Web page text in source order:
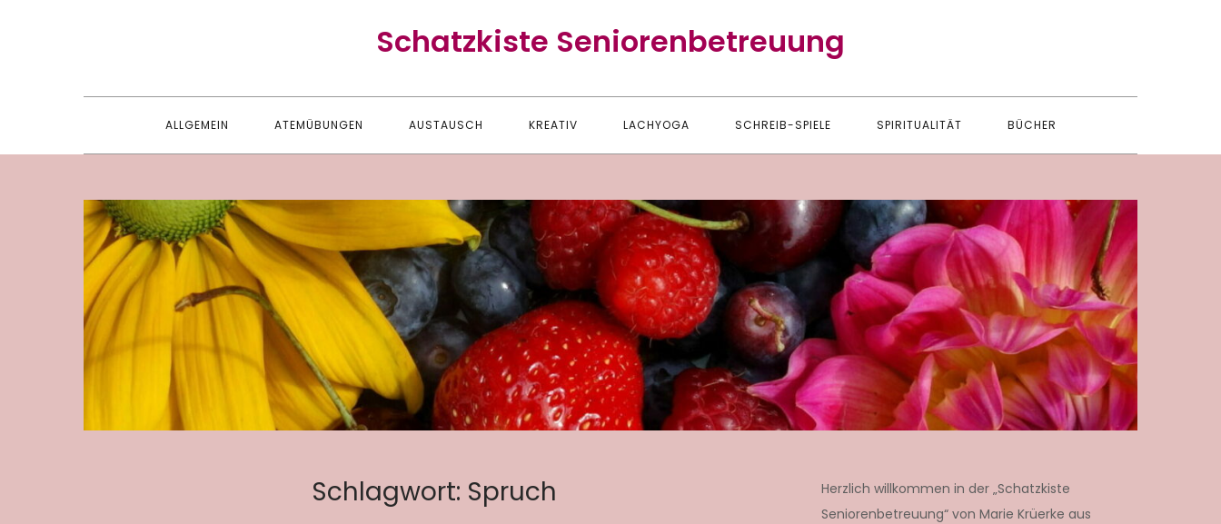
Schatzkiste Seniorenbetreuung
ALLGEMEIN ATEMÜBUNGEN AUSTAUSCH KREATIV LACHYOGA SCHREIB-SPIELE SPIRITUALITÄT BÜCHER
Schlagwort: Spruch
Herzlich willkommen in der „Schatzkiste
Seniorenbetreuung“ von Marie Krüerke aus